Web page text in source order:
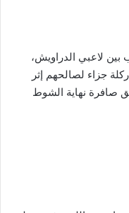
لاعبي الدراويش،
جزاء لصالحهم إثر
صافرة نهاية الشوط